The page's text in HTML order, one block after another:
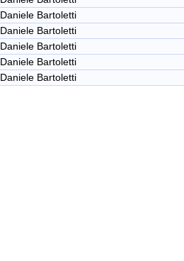
Daniele Bartoletti
Daniele Bartoletti
Daniele Bartoletti
Daniele Bartoletti
Daniele Bartoletti